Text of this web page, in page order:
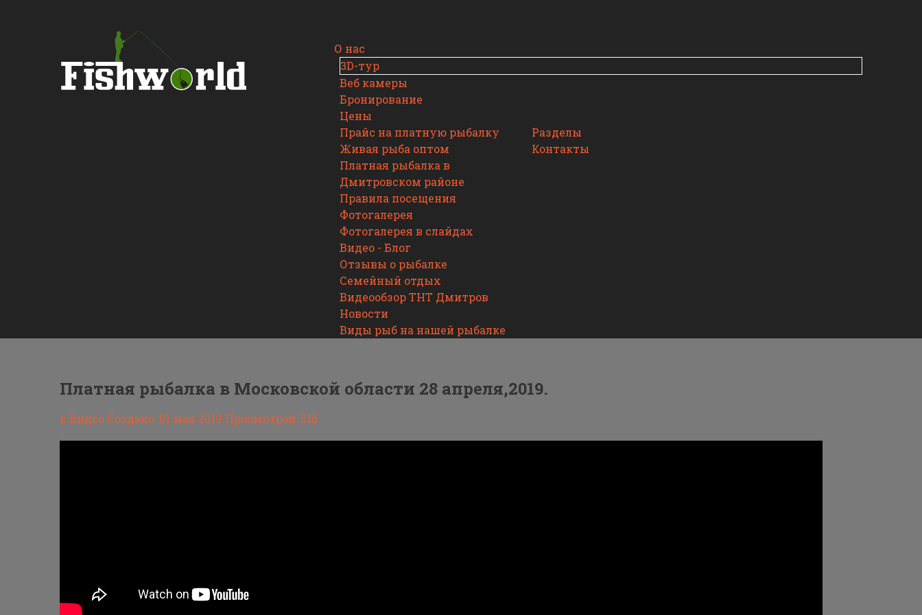
О нас
3D-тур
Веб камеры
Бронирование
Цены
Прайс на платную рыбалку
Живая рыба оптом
Разделы
Платная рыбалка в
Дмитровском районе
Правила посещения
Фотогалерея
Фотогалерея в слайдах
Видео - Блог
Отзывы о рыбалке
Семейный отдых
Видеообзор ТНТ Дмитров
Новости
Виды рыб на нашей рыбалке
Контакты
Платная рыбалка в Московской области 28 апреля,2019.
в Видео Создано: 01 мая 2019 Просмотров: 516